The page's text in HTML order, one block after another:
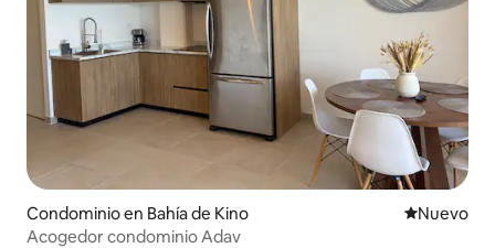
Condominio en Bahía de Kino Nuevo
Nuevo
Acogedor condominio Adav